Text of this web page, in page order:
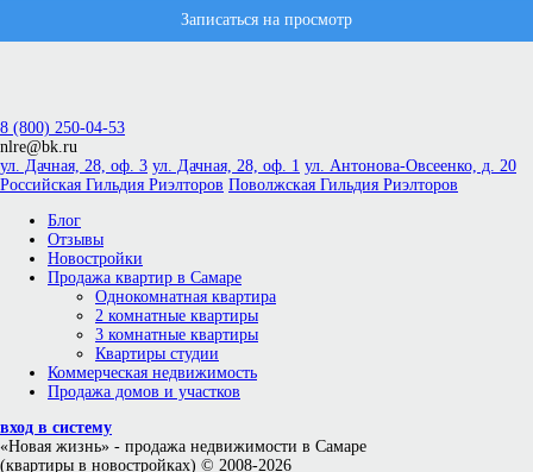
Записаться на просмотр
8 (800) 250-04-53
nlre@bk.ru
ул. Дачная, 28, оф. 3 ул. Дачная, 28, оф. 1 ул. Антонова-Овсеенко, д. 20
Российская Гильдия Риэлторов Поволжская Гильдия Риэлторов
Блог
Отзывы
Новостройки
Продажа квартир в Самаре
Однокомнатная квартира
2 комнатные квартиры
3 комнатные квартиры
Квартиры студии
Коммерческая недвижимость
Продажа домов и участков
вход в систему
«Новая жизнь» - продажа недвижимости в Самаре
(квартиры в новостройках) © 2008-2026